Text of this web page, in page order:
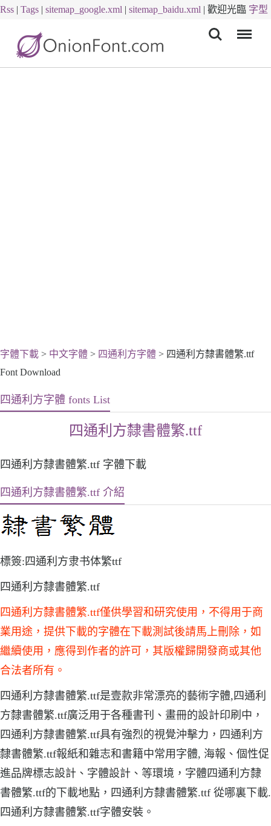
Rss | Tags | sitemap_google.xml | sitemap_baidu.xml | 歡迎光臨 字型
字體下載 > 中文字體 > 四通利方字體 > 四通利方隸書體繁.ttf
Font Download
四通利方字體 fonts List
四通利方隸書體繁.ttf
四通利方隸書體繁.ttf 字體下載
四通利方隸書體繁.ttf 介紹
標簽:四通利方隶书体繁ttf
四通利方隸書體繁.ttf
四通利方隸書體繁.ttf僅供學習和研究使用，不得用于商
業用途，提供下載的字體在下載測試後請馬上刪除，如
繼續使用，應得到作者的許可，其版權歸開發商或其他
合法者所有。
四通利方隸書體繁.ttf是壹款非常漂亮的藝術字體,四通利
方隸書體繁.ttf廣泛用于各種書刊、畫冊的設計印刷中，
四通利方隸書體繁.ttf具有強烈的視覺沖擊力，四通利方
隸書體繁.ttf報紙和雜志和書籍中常用字體, 海報、個性促
進品牌標志設計、字體設計、等環境，字體四通利方隸
書體繁.ttf的下載地點，四通利方隸書體繁.ttf 從哪裏下載.
四通利方隸書體繁.ttf字體安裝。